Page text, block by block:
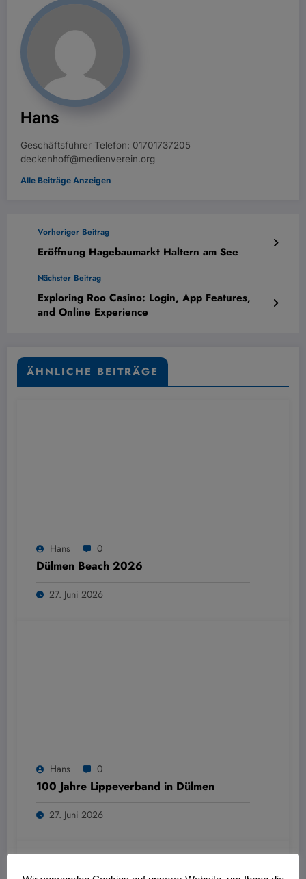
Hans
Geschäftsführer Telefon: 01701737205
deckenhoff@medienverein.org
Alle Beiträge Anzeigen
Vorheriger Beitrag
Eröffnung Hagebaumarkt Haltern am See
Nächster Beitrag
Exploring Roo Casino: Login, App Features,
and Online Experience
ÄHNLICHE BEITRÄGE
Hans 0
Dülmen Beach 2026
27. Juni 2026
Hans 0
100 Jahre Lippeverband in Dülmen
27. Juni 2026